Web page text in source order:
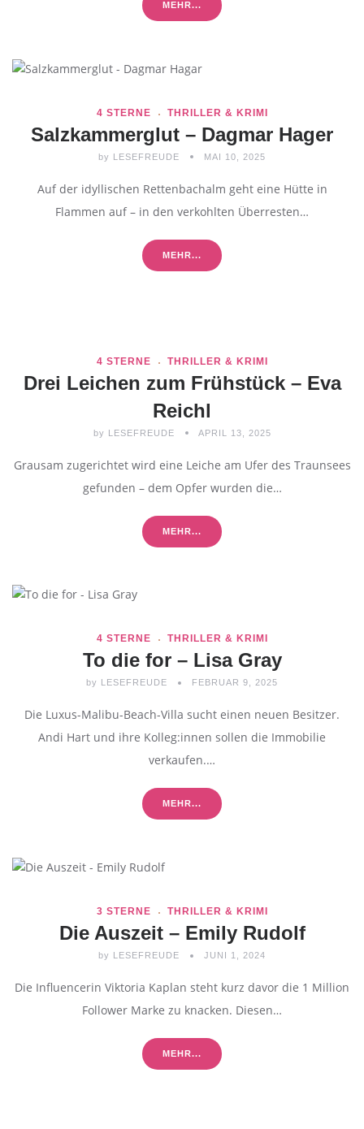
MEHR...
4 STERNE THRILLER & KRIMI
Salzkammerglut – Dagmar Hager
by LESEFREUDE MAI 10, 2025
Auf der idyllischen Rettenbachalm geht eine Hütte in
Flammen auf – in den verkohlten Überresten…
MEHR...
4 STERNE THRILLER & KRIMI
Drei Leichen zum Frühstück – Eva
Reichl
by LESEFREUDE APRIL 13, 2025
Grausam zugerichtet wird eine Leiche am Ufer des Traunsees
gefunden – dem Opfer wurden die…
MEHR...
4 STERNE THRILLER & KRIMI
To die for – Lisa Gray
by LESEFREUDE FEBRUAR 9, 2025
Die Luxus-Malibu-Beach-Villa sucht einen neuen Besitzer.
Andi Hart und ihre Kolleg:innen sollen die Immobilie
verkaufen.…
MEHR...
3 STERNE THRILLER & KRIMI
Die Auszeit – Emily Rudolf
by LESEFREUDE JUNI 1, 2024
Die Influencerin Viktoria Kaplan steht kurz davor die 1 Million
Follower Marke zu knacken. Diesen…
MEHR...